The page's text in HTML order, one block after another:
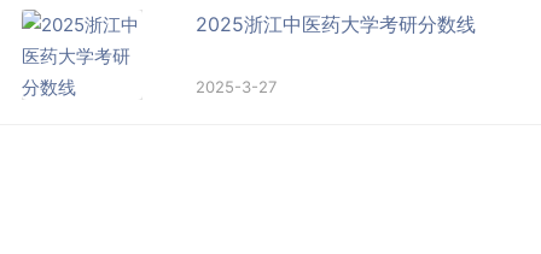
2025浙江中医药大学考研分数线
2025-3-27